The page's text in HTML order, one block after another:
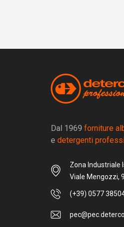
Dal 1969 forniture
e detergenti
Zona Industriale
Viale Mengozzi,
(+39) 0577